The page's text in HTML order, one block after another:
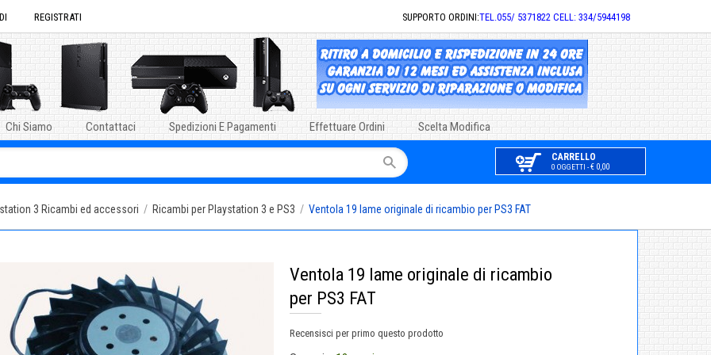
REGISTRATI SUPPORTO ORDINI:TEL.055/ 5371822 CELL: 334/5944198
Chi Siamo Contattaci Spedizioni E Pagamenti Effettuare Ordini Scelta Modifica
CARRELLO
0 OGGETTI -€ 0,00
3 Ricambi ed accessori / Ricambi per Playstation 3 e PS3 / Ventola 19 lame originale di ricambio per PS3 FAT
Ventola 19 lame originale di ricambio
per PS3 FAT
Recensisci per primo questo prodotto